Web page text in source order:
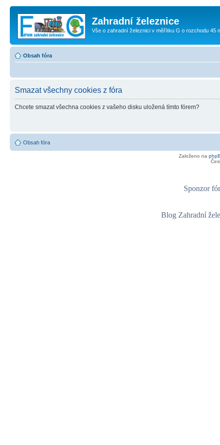
Zahradní železnice
Vše o zahradní železnici v měřítku G o rozchodu 45
Obsah fóra
Smazat všechny cookies z fóra
Chcete smazat všechna cookies z vašeho disku uložená tímto fórem?
Obsah fóra
Založeno na
Sponzor
Blog Zahradní